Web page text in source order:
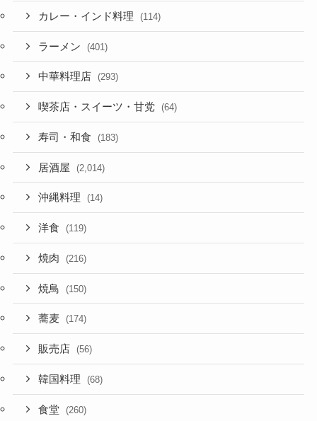
カレー・インド料理 (114)
ラーメン (401)
中華料理店 (293)
喫茶店・スイーツ・甘党 (64)
寿司・和食 (183)
居酒屋 (2,014)
沖縄料理 (14)
洋食 (119)
焼肉 (216)
焼鳥 (150)
蕎麦 (174)
販売店 (56)
韓国料理 (68)
食堂 (260)